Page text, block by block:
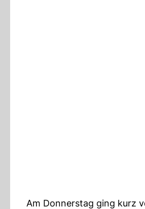
Am Donnerstag ging kurz